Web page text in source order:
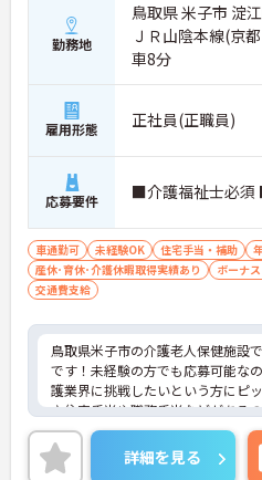
勤務地
鳥取県 米子市 淀
ＪＲ山陰本線(京
車8分
雇用形態 正社員(正職員)
応募要件 ■介護福祉士必
車通勤可 未経験OK 住宅手当・補助
産休･育休･介護休暇取得実績あり
ボーナ
交通費支給
鳥取県米子市の介護老人保健施設
です！未経験の方でも応募可能な
護業界に挑戦したいという方にピ
♪住宅手当や職務手当などがある
ント◎ご興味のある方は、面接ポ
ますので、お気軽にご連絡くださ
詳細を見る